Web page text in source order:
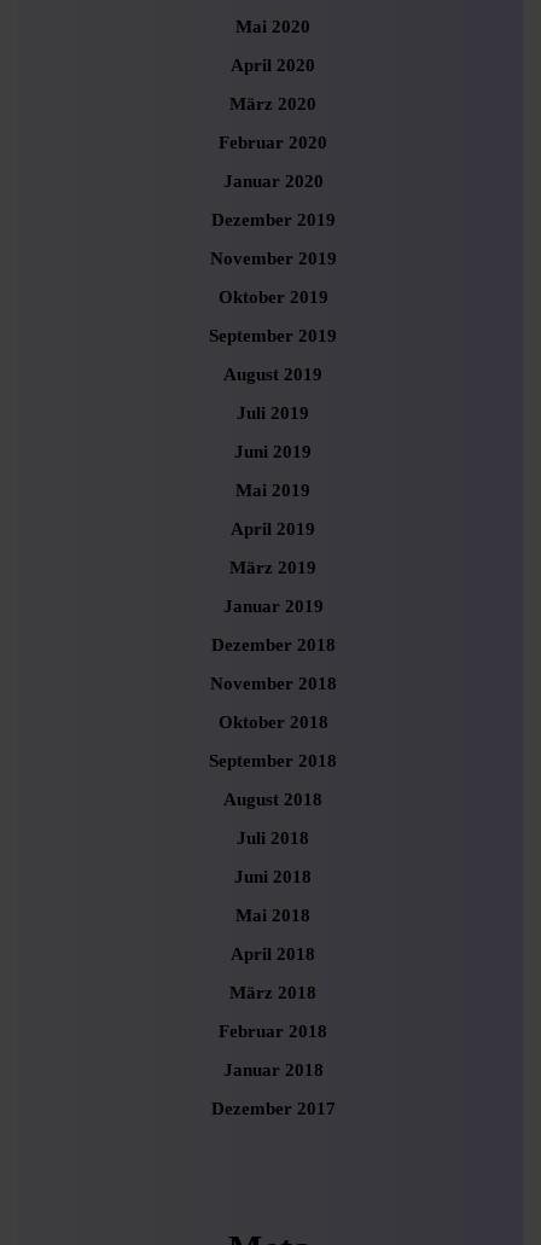
Mai 2020
April 2020
März 2020
Februar 2020
Januar 2020
Dezember 2019
November 2019
Oktober 2019
September 2019
August 2019
Juli 2019
Juni 2019
Mai 2019
April 2019
März 2019
Januar 2019
Dezember 2018
November 2018
Oktober 2018
September 2018
August 2018
Juli 2018
Juni 2018
Mai 2018
April 2018
März 2018
Februar 2018
Januar 2018
Dezember 2017